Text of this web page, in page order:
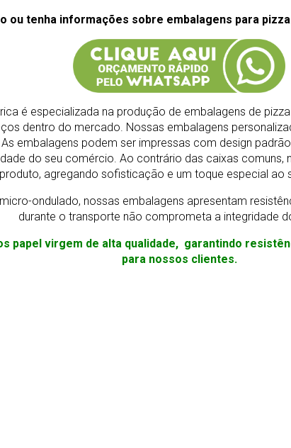
ou tenha informações sobre embalagens para
é especializada na produção de embalagens de
dentro do mercado. Nossas embalagens
embalagens podem ser impressas com design
do seu comércio. Ao contrário das caixas comuns,
produto, agregando sofisticação e um toque especial ao
ondulado, nossas embalagens apresentam
durante o transporte não comprometa a integridade
papel virgem de alta qualidade, garantindo
para nossos clientes.